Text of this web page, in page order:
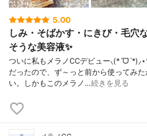
5.00
しみ・そばかす・にきび・毛穴
そうな美容液✨
ついに私もメラノCCデビュー
だったので、ず～っと前から使ってみ
い。しかもこのメラノ…続きを見る